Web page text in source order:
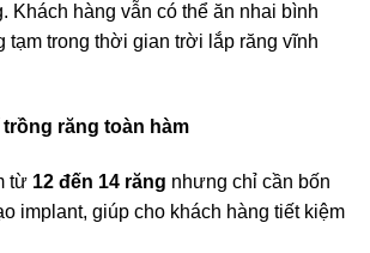
Khách hàng vẫn có thể ăn nhai bình
tạm trong thời gian trời lắp răng vĩnh
răng toàn hàm
từ 12 đến 14 răng nhưng chỉ cần bốn
implant, giúp cho khách hàng tiết kiệm